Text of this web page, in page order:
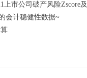
产风险Zscore及其修订指标（代码+数据）
会计稳健性数据~